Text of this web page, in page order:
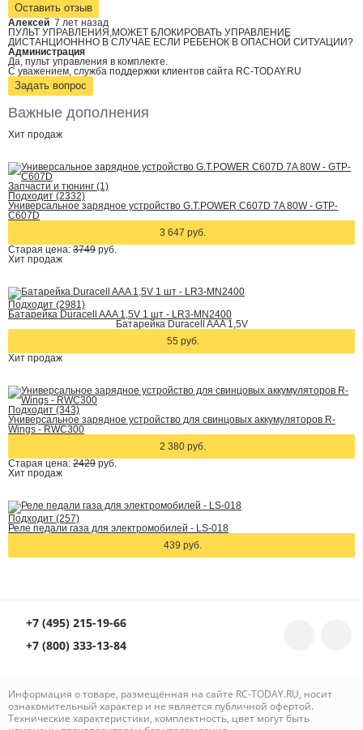
Оставить отзыв
Алексей 7 лет назад
ПУЛЬТ УПРАВЛЕНИЯ,МОЖЕТ БЛОКИРОВАТЬ УПРАВЛЕНИЕ
ДИСТАНЦИОНННО В СЛУЧАЕ ЕСЛИ РЕБЕНОК В ОПАСНОЙ СИТУАЦИИ?
Администрация
Да, пульт управления в комплекте.
С уважением, служба поддержки клиентов сайта RC-TODAY.RU
Задать вопрос
Важные дополнения
Хит продаж
Запчасти и тюнинг (1)
Подходит (2332)
Универсальное зарядное устройство G.T.POWER C607D 7A 80W - GTP-
C607D
3 647 руб.
Старая цена: 3749 руб.
Хит продаж
Подходит (2981)
Батарейка Duracell AAA 1,5V 1 шт - LR3-MN2400
Батарейка Duracell AAA 1,5V
55 руб.
Хит продаж
Подходит (343)
Универсальное зарядное устройство для свинцовых аккумуляторов R-
Wings - RWC300
2 380 руб.
Старая цена: 2429 руб.
Хит продаж
Подходит (257)
Реле педали газа для электромобилей - LS-018
439 руб.
+7 (495) 215-19-66
+7 (800) 333-13-84
Информация о товаре, размещённая на сайте RC-TODAY.RU, носит
ознакомительный характер и не является публичной офертой.
Технические характеристики, комплектность, цвет могут быть